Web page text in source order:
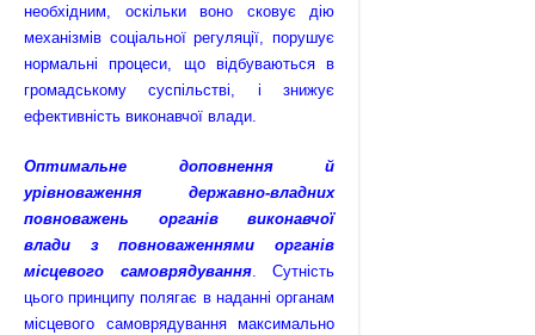
необхідним, оскільки воно сковує дію
механізмів соціальної регуляції, порушує
нормальні процеси, що відбуваються в
громадському суспільстві, і знижує
ефективність виконавчої влади.
Оптимальне доповнення й
урівноваження державно-владних
повноважень органів виконавчої
влади з повноваженнями органів
місцевого самоврядування. Сутність
цього принципу полягає в наданні органам
місцевого самоврядування максимально